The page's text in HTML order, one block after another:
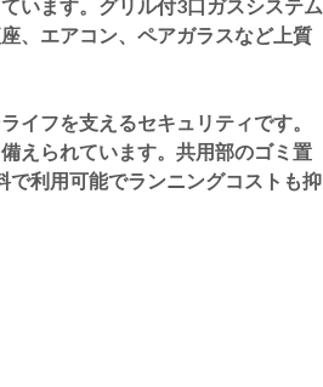
います。グリル付3口ガスシステム
、エアコン、ペアガラスなど上質
イフを支えるセキュリティです。
えられています。共用部のゴミ置
利用可能でランニングコストも抑